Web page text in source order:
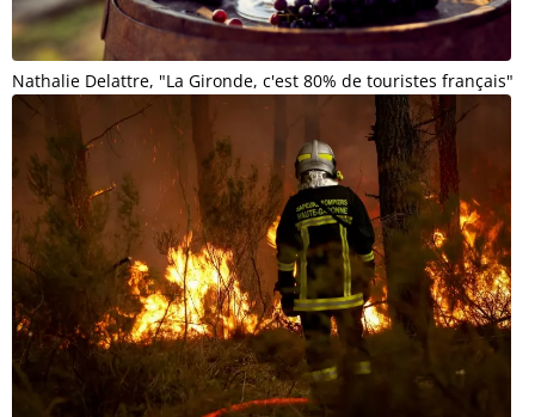
Nathalie Delattre, "La Gironde, c'est 80% de touristes français"